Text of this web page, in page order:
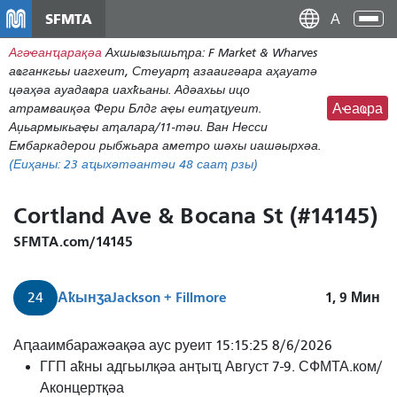
контену
принципал
SFMTA
Агәҽанҵарақәа Ахшыҩзышьҭра: F Market & Wharves
аҩганкгьы иагхеит, Стеуарҭ азааигәара аҳауатә
цәаҳәа ауадаҩра иахҟьаны. Адәахьы ицо
атрамваиқәа Фери Блдг аҿы еиҭаҵуеит.
Аџьармыкьаҿы аҭалара/11-тәи. Ван Несси
Ембаркадерои рыбжьара аметро шәхы иашәырхәа.
(Еиҳаны: 23 аҵыхәтәантәи 48 сааҭ рзы)
Аҽаҩра
Cortland Ave & Bocana St (#14145)
SFMTA.com/14145
24 АҟынӡаJackson + Fillmore 1, 9 Мин
24
Дивисадеро
Џьаксон
Аԥааимбаражәақәа аус руеит 15:15:25 8/6/2026
ГГП аҟны адгьылқәа анҭыҵ Август 7-9. СФМТА.ком/
Аконцертқәа